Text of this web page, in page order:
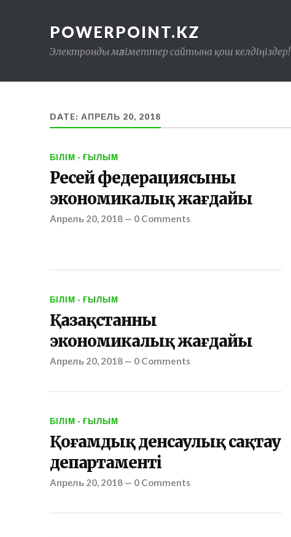
POWERPOINT.KZ
Электронды мәліметтер сайтына қош келдіңіздер!
DATE: АПРЕЛЬ 20, 2018
БІЛІМ - ҒЫЛЫМ
Ресей федерациясының
экономикалық жағдайы
Апрель 20, 2018— 0 Comments
БІЛІМ - ҒЫЛЫМ
Қазақстанның
экономикалық жағдайы
Апрель 20, 2018— 0 Comments
БІЛІМ - ҒЫЛЫМ
Қоғамдық денсаулық сақтау
департаменті
Апрель 20, 2018— 0 Comments